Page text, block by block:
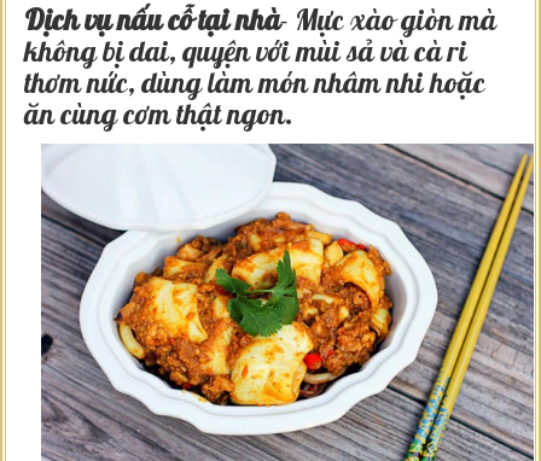
Dịch vụ nấu cỗ tại nhà- Mực xào giòn mà
không bị dai, quyện với mùi sả và cà ri
thơm nức, dùng làm món nhâm nhi hoặc
ăn cùng cơm thật ngon.